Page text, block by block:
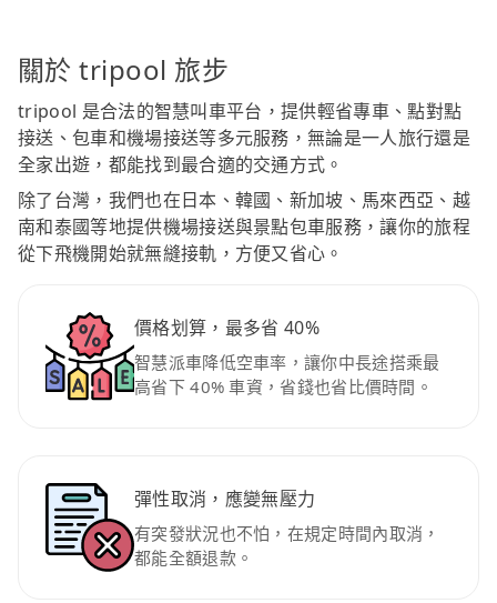
關於 tripool 旅步
tripool 是合法的智慧叫車平台，提供輕省專車、點對點
接送、包車和機場接送等多元服務，無論是一人旅行還是
全家出遊，都能找到最合適的交通方式。
除了台灣，我們也在日本、韓國、新加坡、馬來西亞、越
南和泰國等地提供機場接送與景點包車服務，讓你的旅程
從下飛機開始就無縫接軌，方便又省心。
價格划算，最多省 40%
智慧派車降低空車率，讓你中長途搭乘最
高省下 40% 車資，省錢也省比價時間。
彈性取消，應變無壓力
有突發狀況也不怕，在規定時間內取消，
都能全額退款。